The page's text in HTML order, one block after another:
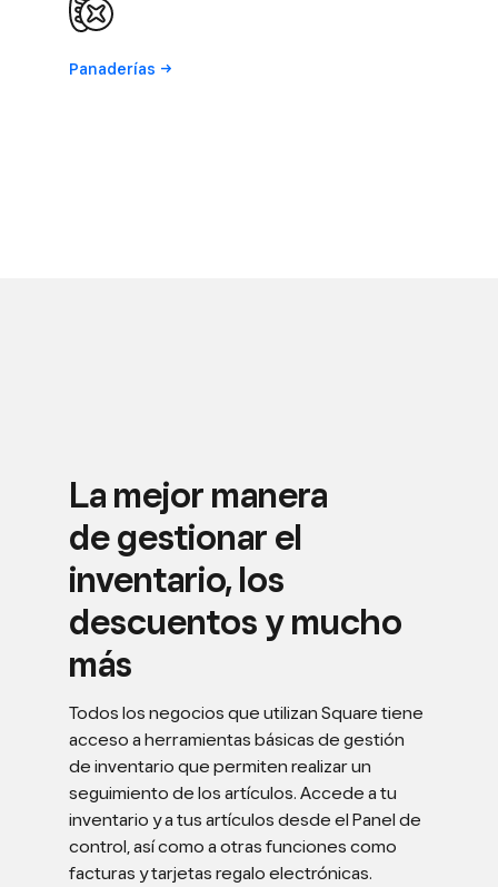
Panaderías
La mejor manera
de gestionar el
inventario, los
descuentos y mucho
más
Todos los negocios que utilizan Square tiene
acceso a herramientas básicas de gestión
de inventario que permiten realizar un
seguimiento de los artículos. Accede a tu
inventario y a tus artículos desde el Panel de
control, así como a otras funciones como
facturas y tarjetas regalo electrónicas.